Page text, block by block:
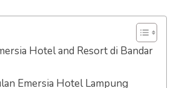
Hotel and Resort di Bandar
Emersia Hotel Lampung